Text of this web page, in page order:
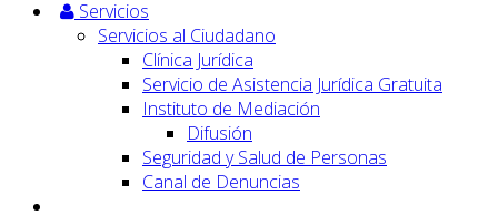
Servicios
Servicios al Ciudadano
Clínica Jurídica
Servicio de Asistencia Jurídica Gratuita
Instituto de Mediación
Difusión
Seguridad y Salud de Personas
Canal de Denuncias